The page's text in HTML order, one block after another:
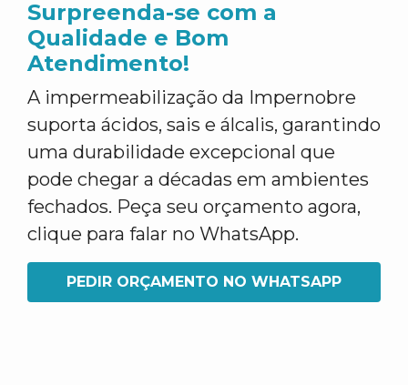
Surpreenda-se com a
Qualidade e Bom
Atendimento!
A impermeabilização da Impernobre
suporta ácidos, sais e álcalis, garantindo
uma durabilidade excepcional que
pode chegar a décadas em ambientes
fechados. Peça seu orçamento agora,
clique para falar no WhatsApp.
PEDIR ORÇAMENTO NO WHATSAPP